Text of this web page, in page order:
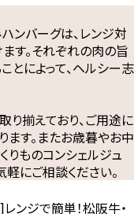
ンバーグは、レンジ対
す。それぞれの肉の旨
とによって、ヘルシー志
揃えており、ご用途に
す。またお歳暮やお中
ものコンシェルジュ
にご相談ください。
ンジで簡単！松阪牛・